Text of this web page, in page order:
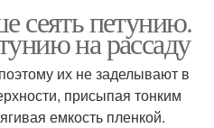
сеять петунию.
на рассаду
их не заделывают в
присыпая тонким
емкость пленкой.